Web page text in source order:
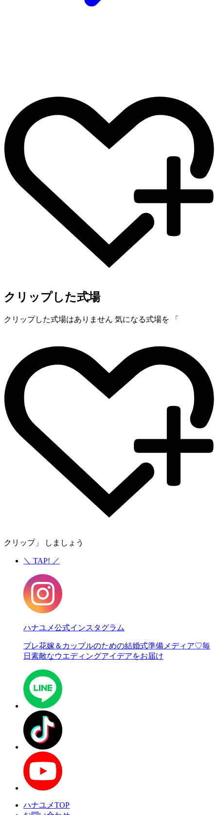
クリップした式場
クリップした式場はありません 気になる式場を 「
クリップ」 しましょう
＼ TAP! ／
ハナユメ公式インスタグラム
プレ花嫁＆カップルのための結婚式準備メディア♡毎
日素敵なウエディングアイデアをお届け
ハナユメTOP